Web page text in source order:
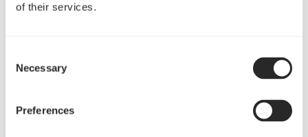
of their services.
Selection
Necessary
Preferences
り、標準的なDIYコンポーネントとの互換性と拡張性を最大限確